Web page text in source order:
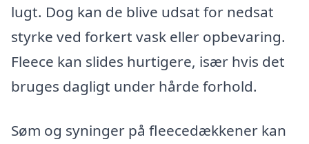
lugt. Dog kan de blive udsat for nedsat
styrke ved forkert vask eller opbevaring.
Fleece kan slides hurtigere, især hvis det
bruges dagligt under hårde forhold.
Søm og syninger på fleecedækkener kan